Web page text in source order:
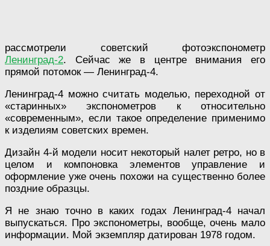
рассмотрели советский фотоэкспонометр
Ленинград-2. Сейчас же в центре внимания его
прямой потомок — Ленинград-4.
Ленинград-4 можно считать моделью, переходной от
«старинных» экспонометров к относительно
«современным», если такое определение применимо
к изделиям советских времен.
Дизайн 4-й модели носит некоторый налет ретро, но в
целом и компоновка элементов управление и
оформление уже очень похожи на существенно более
поздние образцы.
Я не знаю точно в каких годах Ленинград-4 начал
выпускаться. Про экспонометры, вообще, очень мало
информации. Мой экземпляр датирован 1978 годом.